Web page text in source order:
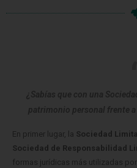
En primer lugar, la Sociedad
Sociedad de Responsabilidad
formas jurídicas más utilizadas